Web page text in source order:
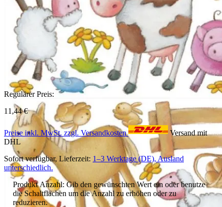
Regulärer Preis:
11,44 €
Preise inkl. MwSt. zzgl. Versandkosten
Versand mit
DHL
Sofort verfügbar, Lieferzeit: 1–3 Werktage (DE), Ausland
unterschiedlich.
Produkt Anzahl: Gib den gewünschten Wert ein oder benutze
die Schaltflächen um die Anzahl zu erhöhen oder zu
reduzieren.